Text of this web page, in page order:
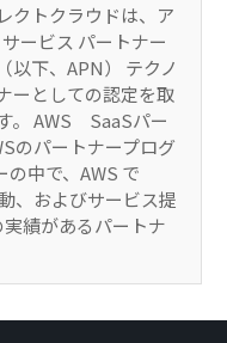
クトクラウドは、ア
ービス パートナー
以下、APN） テクノ
ーとしての認定を取
。 AWS SaaSパー
のパートナープログ
中で、AWS で
、およびサービス提
績があるパートナ